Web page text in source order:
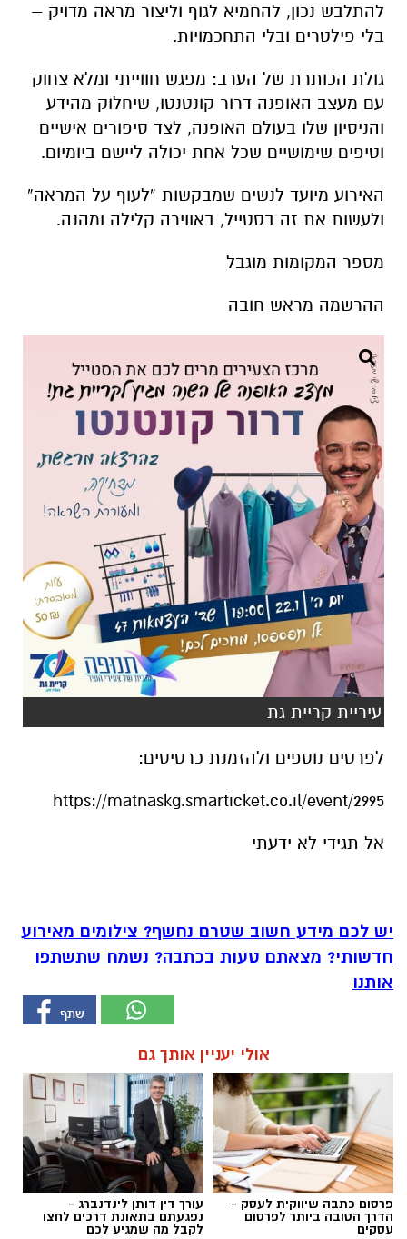
להתלבש נכון, להחמיא לגוף וליצור מראה מדויק –
בלי פילטרים ובלי התחכמויות.
גולת הכותרת של הערב: מפגש חווייתי ומלא צחוק
עם מעצב האופנה דרור קונטנטו, שיחלוק מהידע
והניסיון שלו בעולם האופנה, לצד סיפורים אישיים
וטיפים שימושיים שכל אחת יכולה ליישם ביומיום.
האירוע מיועד לנשים שמבקשות “לעוף על המראה”
ולעשות את זה בסטייל, באווירה קלילה ומהנה.
מספר המקומות מוגבל
ההרשמה מראש חובה
עיריית קריית גת
לפרטים נוספים ולהזמנת כרטיסים:
https://matnaskg.smarticket.co.il/event/2995
אל תגידי לא ידעתי
יש לכם מידע חשוב שטרם נחשף? צילומים מאירוע
חדשותי? מצאתם טעות בכתבה? נשמח שתשתפו
אותנו
אולי יעניין אותך גם
פרסום כתבה שיווקית לעסק -
הדרך הטובה ביותר לפרסום
עסקים
עורך דין דותן לינדנברג -
נפגעתם בתאונת דרכים לחצו
לקבל מה שמגיע לכם